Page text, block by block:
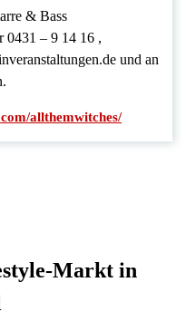
& Bass
0431 – 9 14 16 ,
und an
allthemwitches/
Markt in